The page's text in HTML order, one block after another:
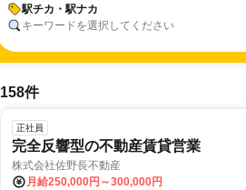
駅チカ・駅ナカ
キーワードを選択してください
158件
正社員
完全反響型の不動産賃貸営業
株式会社佐野長不動産
月給250,000円～300,000円